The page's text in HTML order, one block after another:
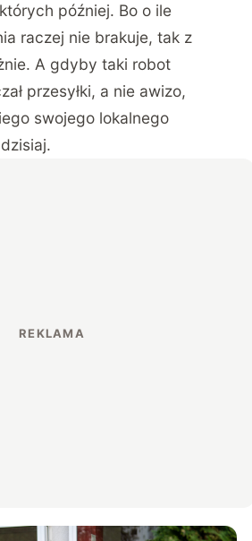
później. Bo o ile
raczej nie brakuje, tak z
A gdyby taki robot
przesyłki, a nie awizo,
swojego lokalnego